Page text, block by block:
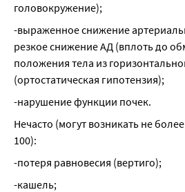
головокружение);
-выраженное снижение
резкое снижение АД (вплоть до
положения тела из
(ортостатическая гипотензия);
-нарушение функции почек.
Нечасто (могут возникать не
100):
-потеря равновесия (вертиго);
-кашель;